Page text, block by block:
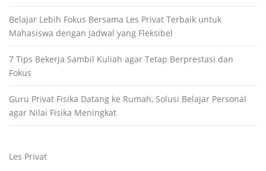
Belajar Lebih Fokus Bersama Les Privat Terbaik untuk
Mahasiswa dengan Jadwal yang Fleksibel
7 Tips Bekerja Sambil Kuliah agar Tetap Berprestasi dan
Fokus
Guru Privat Fisika Datang ke Rumah, Solusi Belajar Personal
agar Nilai Fisika Meningkat
Les Privat